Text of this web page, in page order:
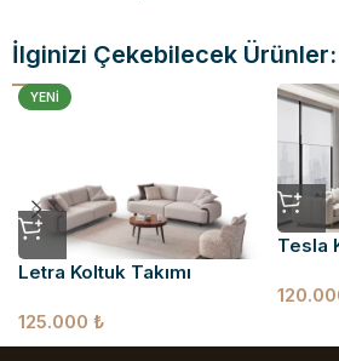
İlginizi Çekebilecek Ürünler:
YENI
Letra Koltuk Takımı
125.000 ₺
Tesla